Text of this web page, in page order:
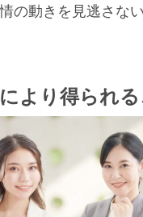
の動きを見逃さな
より得られる